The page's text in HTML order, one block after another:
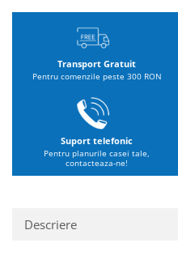
Transport Gratuit
Pentru comenzile peste 300 RON
Suport telefonic
Pentru planurile casei tale,
contacteaza-ne!
Descriere